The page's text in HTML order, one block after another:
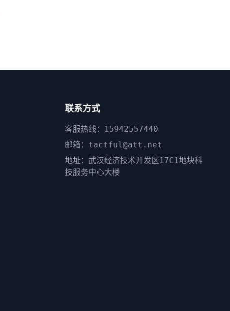
联系方式
客服热线：15942557440
邮箱：tactful@att.net
地址：武汉经济技术开发区17C1地块科
技服务中心大楼